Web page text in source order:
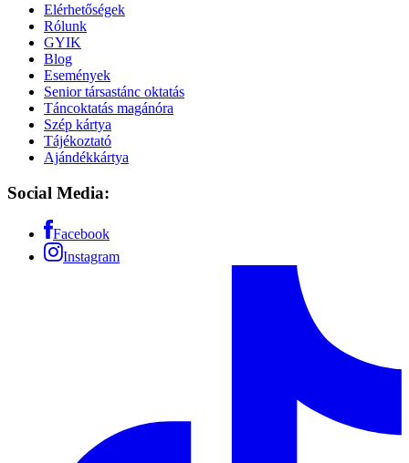
Elérhetőségek
Rólunk
GYIK
Blog
Események
Senior társastánc oktatás
Táncoktatás magánóra
Szép kártya
Tájékoztató
Ajándékkártya
Social Media:
Facebook
Instagram